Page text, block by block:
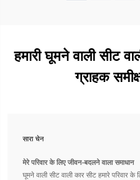
हमारी घूमने वाली सीट
ग्राहक
सारा चेन
मेरे परिवार के लिए जीवन-बदलने वाला समाधान
घूमने वाली सीट वाली कार सीट हमारे परिवार